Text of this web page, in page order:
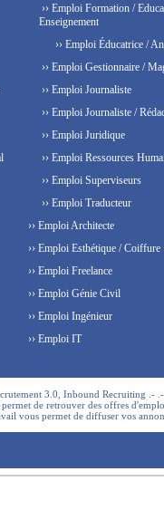
›› Emploi Formation /
Enseignement
›› Emploi Éducatrice /
›› Emploi Gestionnaire /
›› Emploi Journaliste
›› Emploi Journaliste /
›› Emploi Juridique
›› Emploi Ressources
›› Emploi Superviseurs
›› Emploi Traducteur
›› Emploi Architecte
›› Emploi Esthétique / Coiffure
›› Emploi Freelance
›› Emploi Génie Civil
›› Emploi Ingénieur
›› Emploi IT
3.0, Inbound Recruiting .-
de retrouver des offres
vous permet de diffuser vos